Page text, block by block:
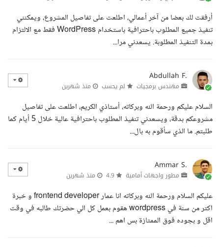
أرفقت لك بعضا من آخر أعمالي، اطلعت على تفاصيل المشروع، ويمكنني
تنفيذ جميع المطلوب باحترافية باستخدام WordPress فقط مع الالتزام
بمدة التنفيذ المطلوبة. يسعدني مرا...
Abdullah F.
مهندس برمجيات لم يحسب منذ شهرين
السلام عليكم ورحمة الله وبركاته، أستاذي الكريم، اطلعت على تفاصيل
مشروعكم بدقة، ويسعدني تنفيذ المطلوب باحترافية عالية خلال 5 أيام كما
طلبتم. ما الذي سأقوم به بال...
Ammar S.
مطور واجهات أمامية منذ شهرين
عليكم السلام ورحمة الله وبركاته انا عمار frontend developer و خبرة
اكتر من سنة في wordpress هقوم بعمل كل الي حضرتك طالبه في وقت
اقل و بجوده فوق الممتازة بس اهم ...